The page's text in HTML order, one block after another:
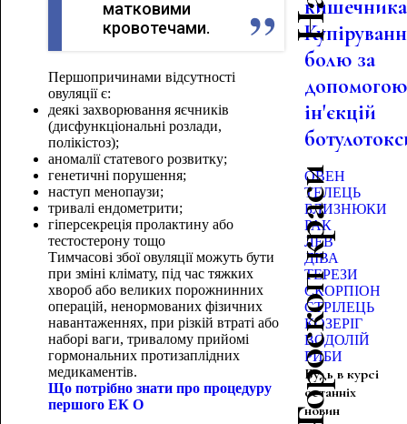
матковими
кровотечами.
Першопричинами відсутності
овуляції є:
деякі захворювання яєчників
(дисфункціональні розлади,
полікістоз);
аномалії статевого розвитку;
генетичні порушення;
наступ менопаузи;
тривалі ендометрити;
гіперсекреція пролактину або
тестостерону тощо
Тимчасові збої овуляції можуть бути
при зміні клімату, під час тяжких
хвороб або великих порожнинних
операцій, ненормованих фізичних
навантаженнях, при різкій втраті або
наборі ваги, тривалому прийомі
гормональних протизаплідних
медикаментів.
Що потрібно знати про процедуру
першого ЕК О
кишечника
болю за
допомогою
ін'єкцій
Гороскоп краси
ОВЕН
ТЕЛЕЦЬ
БЛИЗНЮКИ
РАК
ЛЕВ
ДІВА
ТЕРЕЗИ
СКОРПІОН
СТРІЛЕЦЬ
КОЗЕРІГ
ВОДОЛІЙ
РИБИ
Будь в курсі
останніх
новин